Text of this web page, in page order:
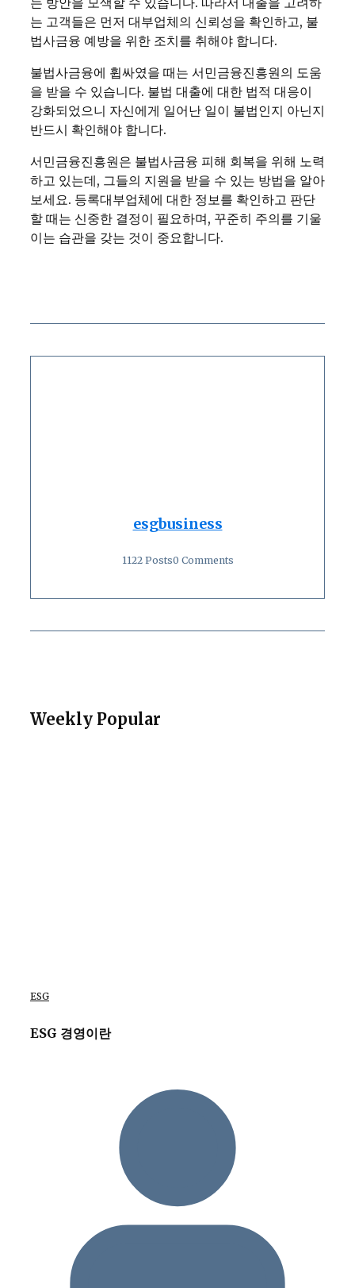
는 고객들은 먼저 대부업체의 신뢰성을 확인하고, 불
법사금융 예방을 위한 조치를 취해야 합니다.
불법사금융에 휩싸였을 때는 서민금융진흥원의 도움
을 받을 수 있습니다. 불법 대출에 대한 법적 대응이
강화되었으니 자신에게 일어난 일이 불법인지 아닌지
반드시 확인해야 합니다.
서민금융진흥원은 불법사금융 피해 회복을 위해 노력
하고 있는데, 그들의 지원을 받을 수 있는 방법을 알아
보세요. 등록대부업체에 대한 정보를 확인하고 판단
할 때는 신중한 결정이 필요하며, 꾸준히 주의를 기울
이는 습관을 갖는 것이 중요합니다.
esgbusiness
1122 Posts0 Comments
Weekly Popular
ESG
ESG 경영이란